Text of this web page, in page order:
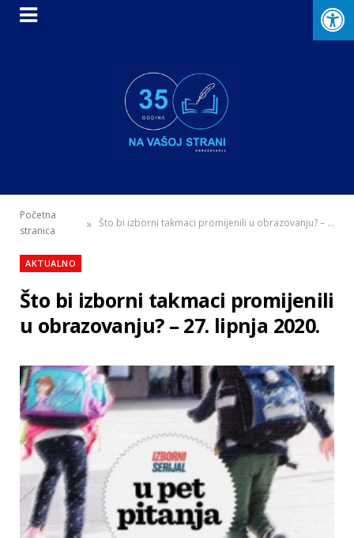
Početna
stranica
» Što bi izborni takmaci promijenili u obrazovanju? – 27. lipnja 2020.
AKTUALNO
Što bi izborni takmaci promijenili
u obrazovanju? – 27. lipnja 2020.